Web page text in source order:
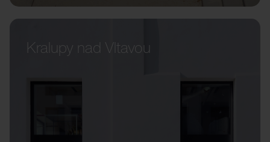
Kralupy nad Vltavou